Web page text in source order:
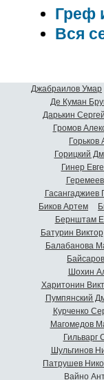
Греф
Вся
Джабраилов Умар
Де Куман
Дарькин Сергей
Громов
Горьков
Горицкий
Гинер
Гасангаджиев
Биков Артем
Бернштам
Батурин Виктор
Балабанова
Шохин
Харитонин
Пумпянский
Курченко
Магомедов
Гильварг
Шульгинов
Патрушев
Вайно